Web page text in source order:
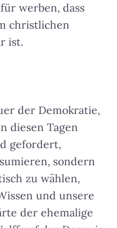
werben, dass
christlichen
ist.
der Demokratie,
diesen Tagen
gefordert,
sondern
zu wählen,
und unsere
der ehemalige